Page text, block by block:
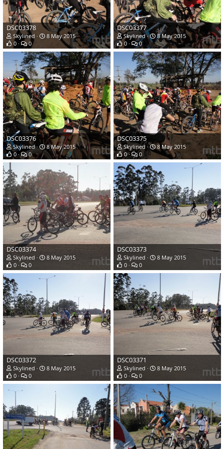
DSC03378
Skylined
8 May 2015
0
0
DSC03377
Skylined
8 May 2015
0
0
DSC03376
Skylined
8 May 2015
0
0
DSC03375
Skylined
8 May 2015
0
0
DSC03374
Skylined
8 May 2015
0
0
DSC03373
Skylined
8 May 2015
0
0
DSC03372
Skylined
8 May 2015
0
0
DSC03371
Skylined
8 May 2015
0
0